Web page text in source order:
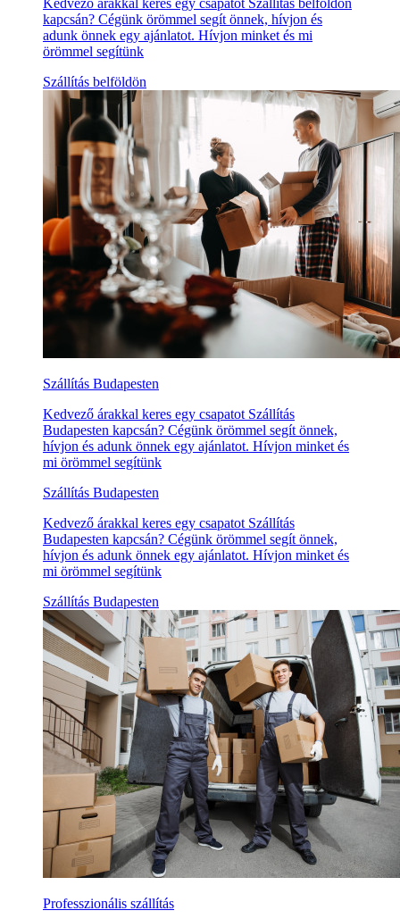
Kedvező árakkal keres egy csapatot Szállítás belföldön
kapcsán? Cégünk örömmel segít önnek, hívjon és
adunk önnek egy ajánlatot. Hívjon minket és mi
örömmel segítünk
Szállítás belföldön
Szállítás Budapesten
Kedvező árakkal keres egy csapatot Szállítás
Budapesten kapcsán? Cégünk örömmel segít önnek,
hívjon és adunk önnek egy ajánlatot. Hívjon minket és
mi örömmel segítünk
Szállítás Budapesten
Kedvező árakkal keres egy csapatot Szállítás
Budapesten kapcsán? Cégünk örömmel segít önnek,
hívjon és adunk önnek egy ajánlatot. Hívjon minket és
mi örömmel segítünk
Szállítás Budapesten
Professzionális szállítás